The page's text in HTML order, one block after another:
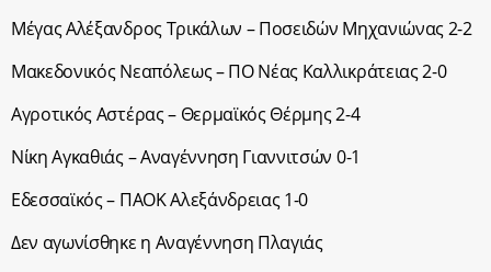
Μέγας Αλέξανδρος Τρικάλων – Ποσειδών Μηχανιώνας 2-2
Μακεδονικός Νεαπόλεως – ΠΟ Νέας Καλλικράτειας 2-0
Αγροτικός Αστέρας – Θερμαϊκός Θέρμης 2-4
Νίκη Αγκαθιάς – Αναγέννηση Γιαννιτσών 0-1
Εδεσσαϊκός – ΠΑΟΚ Αλεξάνδρειας 1-0
Δεν αγωνίσθηκε η Αναγέννηση Πλαγιάς